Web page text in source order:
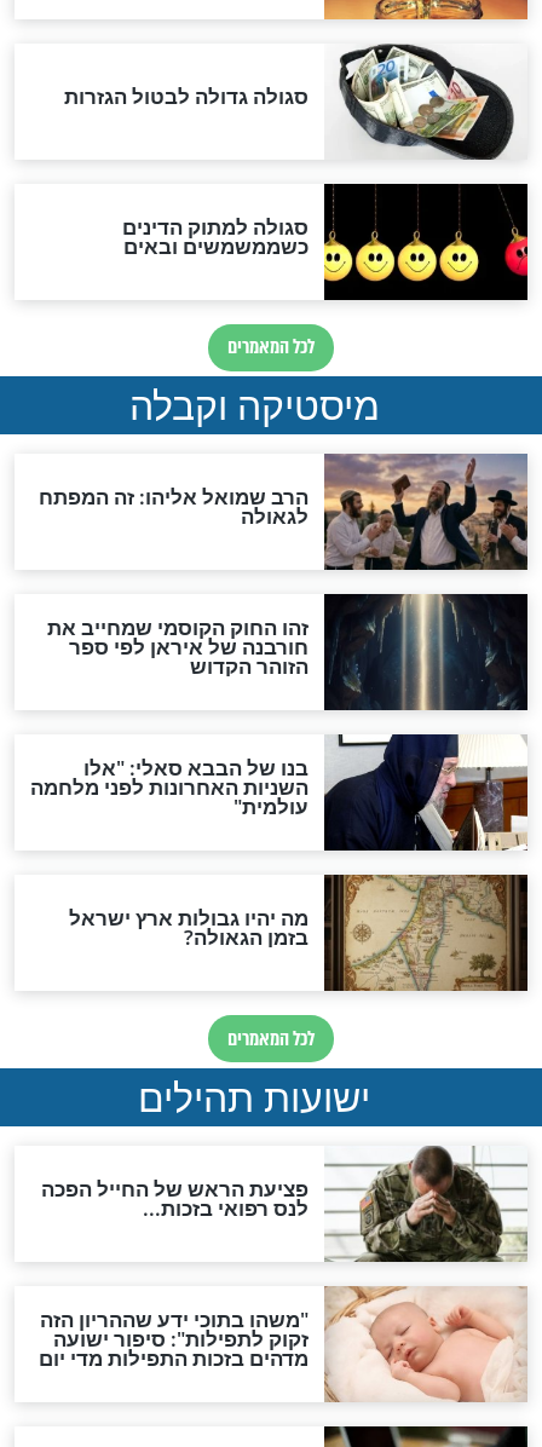
האם אפשר לחשב את הקץ?
מה יהיה בימות המשיח?
"לפני הגאולה תהיה אפיקורסות
והכחשה גדולה מאוד של
האמונה"
האם לאחר בוא המשיח יהיה
אפשר לחזור בתשובה?
לכל המאמרים
להמתקת הדינים וביטול
גזרות
סגולת ע"ב שמות הקודש
תפילה סגולית להמתקת
הדינים